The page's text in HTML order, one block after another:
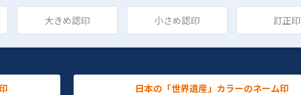
大きめ認印 小さめ認印 訂正印
日本の「世界遺産」カラーのネーム印